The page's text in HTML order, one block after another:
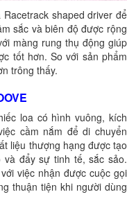
shaped driver để
sắc và biên độ được rộng
màng rung thụ động giúp
tốt hơn. So với sản phẩm
trông thấy.
loa có hình vuông, kích
cầm nắm để di chuyển
liệu thượng hạng được tạo
đẩy sự tinh tế, sắc sảo.
việc nhận được cuộc gọi
thuận tiện khi người dùng